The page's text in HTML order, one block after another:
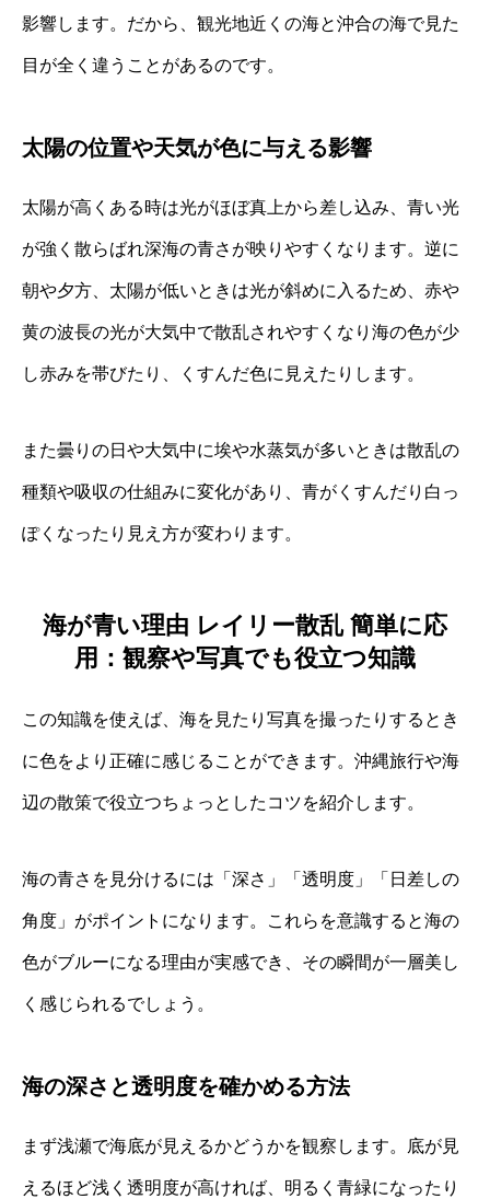
影響します。だから、観光地近くの海と沖合の海で見た
目が全く違うことがあるのです。
太陽の位置や天気が色に与える影響
太陽が高くある時は光がほぼ真上から差し込み、青い光
が強く散らばれ深海の青さが映りやすくなります。逆に
朝や夕方、太陽が低いときは光が斜めに入るため、赤や
黄の波長の光が大気中で散乱されやすくなり海の色が少
し赤みを帯びたり、くすんだ色に見えたりします。
また曇りの日や大気中に埃や水蒸気が多いときは散乱の
種類や吸収の仕組みに変化があり、青がくすんだり白っ
ぽくなったり見え方が変わります。
海が青い理由 レイリー散乱 簡単に応
用：観察や写真でも役立つ知識
この知識を使えば、海を見たり写真を撮ったりするとき
に色をより正確に感じることができます。沖縄旅行や海
辺の散策で役立つちょっとしたコツを紹介します。
海の青さを見分けるには「深さ」「透明度」「日差しの
角度」がポイントになります。これらを意識すると海の
色がブルーになる理由が実感でき、その瞬間が一層美し
く感じられるでしょう。
海の深さと透明度を確かめる方法
まず浅瀬で海底が見えるかどうかを観察します。底が見
えるほど浅く透明度が高ければ、明るく青緑になったり